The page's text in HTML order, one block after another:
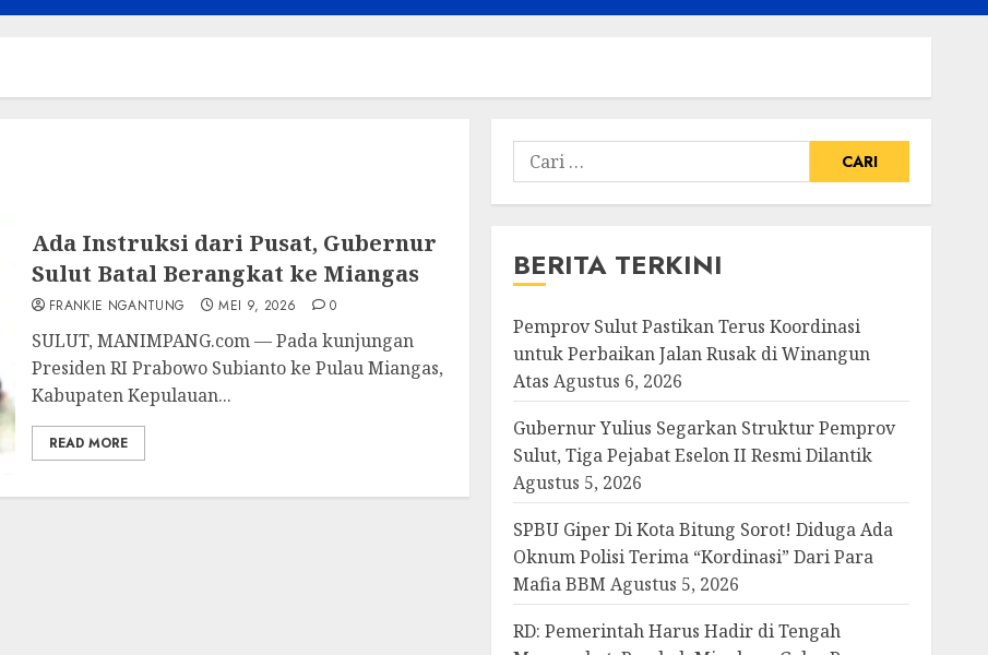
Ada Instruksi dari Pusat, Gubernur
Sulut Batal Berangkat ke Miangas
FRANKIE NGANTUNG MEI 9, 2026 0
SULUT, MANIMPANG.com — Pada kunjungan
Presiden RI Prabowo Subianto ke Pulau Miangas,
Kabupaten Kepulauan...
READ MORE
Cari
untuk:
BERITA TERKINI
Pemprov Sulut Pastikan Terus Koordinasi
untuk Perbaikan Jalan Rusak di Winangun
Atas Agustus 6, 2026
Gubernur Yulius Segarkan Struktur Pemprov
Sulut, Tiga Pejabat Eselon II Resmi Dilantik
Agustus 5, 2026
SPBU Giper Di Kota Bitung Sorot! Diduga Ada
Oknum Polisi Terima “Kordinasi” Dari Para
Mafia BBM Agustus 5, 2026
RD: Pemerintah Harus Hadir di Tengah